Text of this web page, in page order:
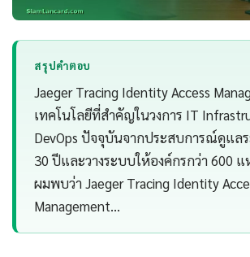
สรุปคำตอบ
Jaeger Tracing Identity Access
เทคโนโลยีที่สำคัญในวงการ IT
DevOps ปัจจุบันจากประสบการณ์ดูแล
30 ปีและวางระบบให้องค์กรกว่า 600
ผมพบว่า Jaeger Tracing Identity
Management…